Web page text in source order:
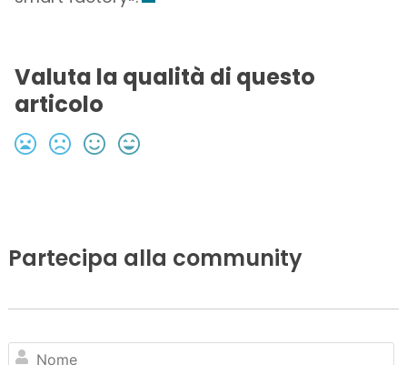
Valuta la qualità di questo
articolo
Partecipa alla community